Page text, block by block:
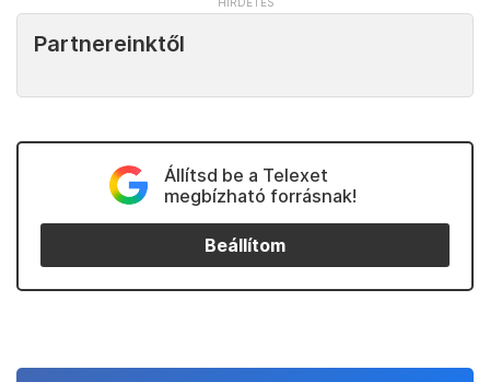
Partnereinktől
Állítsd be a Telexet
megbízható forrásnak!
Beállítom